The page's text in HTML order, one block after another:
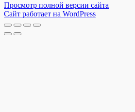
Просмотр полной версии сайта
Сайт работает на WordPress